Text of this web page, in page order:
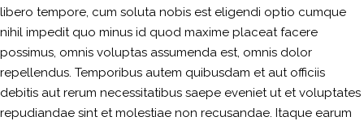
libero tempore, cum soluta nobis est eligendi optio cumque
nihil impedit quo minus id quod maxime placeat facere
possimus, omnis voluptas assumenda est, omnis dolor
repellendus. Temporibus autem quibusdam et aut officiis
debitis aut rerum necessitatibus saepe eveniet ut et voluptates
repudiandae sint et molestiae non recusandae. Itaque earum